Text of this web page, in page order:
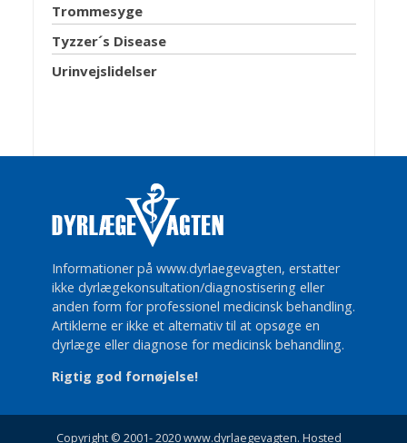
Trommesyge
Tyzzer´s Disease
Urinvejslidelser
Informationer på www.dyrlaegevagten, erstatter
ikke dyrlægekonsultation/diagnostisering eller
anden form for professionel medicinsk behandling.
Artiklerne er ikke et alternativ til at opsøge en
dyrlæge eller diagnose for medicinsk behandling.
Rigtig god fornøjelse!
Copyright © 2001- 2020 www.dyrlaegevagten. Hosted